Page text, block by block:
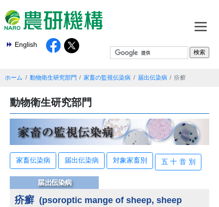
English
ホーム 動物衛生研究部門 家畜の監視伝染病 届出伝染病 疥癬
動物衛生研究部門
家畜伝染病 届出伝染病 対象家畜別 五十音 別
疥癬 (psoroptic mange of sheep, sheep